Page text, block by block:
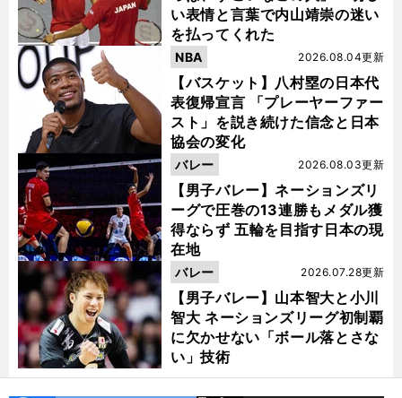
へ
い表情と言葉で内山靖崇の迷い
を払ってくれた
【バスケット】八村塁の日本代
表復帰宣言 「プレーヤーファー
スト」を説き続けた信念と日本
協会の変化
2026.08.04更新
NBA
【男子バレー】ネーションズリ
ーグで圧巻の13連勝もメダル獲
得ならず 五輪を目指す日本の現
在地
2026.08.03更新
バレー
【男子バレー】山本智大と小川
智大 ネーションズリーグ初制覇
に欠かせない「ボール落とさな
い」技術
2026.07.28更新
バレー